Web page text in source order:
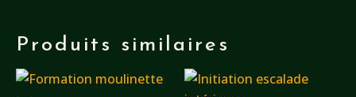
de
Produits similaires